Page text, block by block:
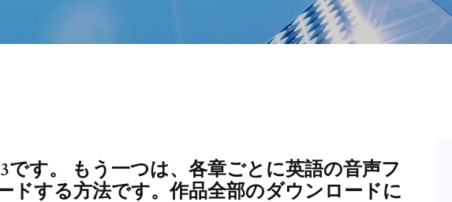
です。 もう一つは、各章ごとに英語の音声フ
ドする方法です。作品全部のダウンロードに